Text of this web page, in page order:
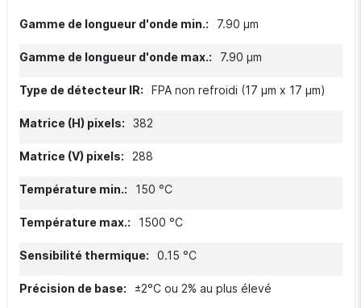
Caractéristiques 7.90 µm
7.90 µm
FPA non refroidi (17 µm x 17 µm)
382
288
150 °C
1500 °C
0.15 °C
±2°C ou 2% au plus élevé